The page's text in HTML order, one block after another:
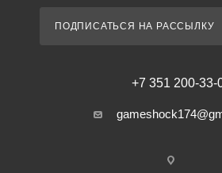
ПОДПИСАТЬСЯ НА РАССЫЛКУ
+7 351 200-33-